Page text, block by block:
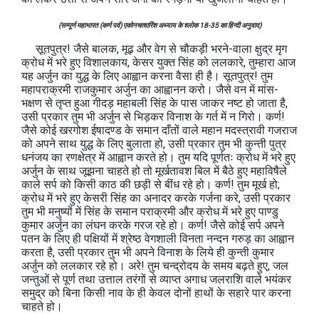
(सम्पूर्ण महाभारत (कर्ण पर्व) एकोनचत्वारिंश अध्याय के श्लोक 18-35 का हिन्दी अनुवाद)
सूतपुत्र! जैसे बालक, मूढ़ और वेग से चौकड़ी भरने-वाला क्षुद्र मृग
क्रोध में भरे हुए विशालकाय, केसर युक्त सिंह को ललकारे, तुम्हारा आज
यह अर्जुन का युद्ध के लिए आह्वान करना वैसा ही है। सूतपुत्र! तुम
महापराक्रमी राजकुमार अर्जुन का आह्वानन करो। जैसे वन में मांस-
भक्षण से तृप्त हुआ गीदड़ महाबली सिंह के पास जाकर नष्ट हो जाता है,
उसी प्रकार तुम भी अर्जुन से भिड़कर विनाश के गर्त में न गिरो। कर्ण!
जैसे कोई खरगोश ईषादण्ड के समान दाँतों वाले महान मदस्त्रावी गजराज
को अपने साथ युद्ध के लिए बुलाता हो, उसी प्रकार तुम भी कुन्ती पुत्र
धनंजय का रणक्षेत्र में आह्वान करते हो। तुम यदि पूर्णतः क्रोध में भरे हुए
अर्जुन के साथ जूझना चाहते हो तो मूर्खतावश बिल में बैठे हुए महाविषैले
काले सर्प को किसी काठ की छड़ी से बींध रहे हो। कर्ण! तुम मूर्ख हो;
क्रोध में भरे हुए केसरी सिंह का अनादर करके गर्जना करे, उसी प्रकार
तुम भी मनुष्यों में सिंह के समान पराक्रमी और क्रोध में भरे हुए पाण्डु
कुमार अर्जुन का लंघन करके गरज रहे हो। कर्ण! जैसे कोई सर्प अपने
पतन के लिए ही पक्षियों में श्रेष्ठ वेगशाली विनता नन्दन गरुड़ का आह्वान
करता है, उसी प्रकार तुम भी अपने विनाश के लिये ही कुन्ती कुमार
अर्जुन को ललकार रहे हो। अरे! तुम चन्द्रोदय के समय बढ़ते हुए, जल
जन्तुओं से पूर्ण तथा उत्ताल तरंगों से व्याप्त अगाध जलराशि वाले भयंकर
समुद्र को बिना किसी नाव के ही केवल दोनों हाथों के सहारे पार करना
चाहते हो।